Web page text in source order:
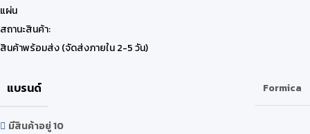
แผ่น
สถานะสินค้า:
สินค้าพร้อมส่ง (จัดส่งภายใน 2-5 วัน)
แบรนด์ Formica
มีสินค้าอยู่ 10